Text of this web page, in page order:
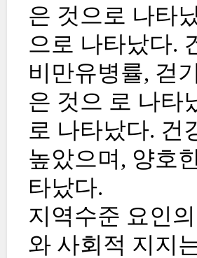
은 것으로 나타
으로 나타났다.
비만유병률, 걷
은 것으 로 나타
로 나타났다. 건
높았으며, 양호
타났다.
지역수준 요인
와 사회적 지지